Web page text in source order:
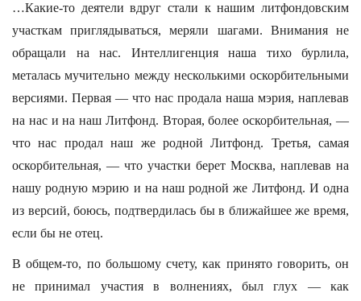
…Какие-то деятели вдруг стали к нашим литфондовским
участкам приглядываться, меряли шагами. Внимания не
обращали на нас. Интеллигенция наша тихо бурлила,
металась мучительно между несколькими оскорбительными
версиями. Первая — что нас продала наша мэрия, наплевав
на нас и на наш Литфонд. Вторая, более оскорбительная, —
что нас продал наш же родной Литфонд. Третья, самая
оскорбительная, — что участки берет Москва, наплевав на
нашу родную мэрию и на наш родной же Литфонд. И одна
из версий, боюсь, подтвердилась бы в ближайшее же время,
если бы не отец.
В общем-то, по большому счету, как принято говорить, он
не принимал участия в волнениях, был глух — как